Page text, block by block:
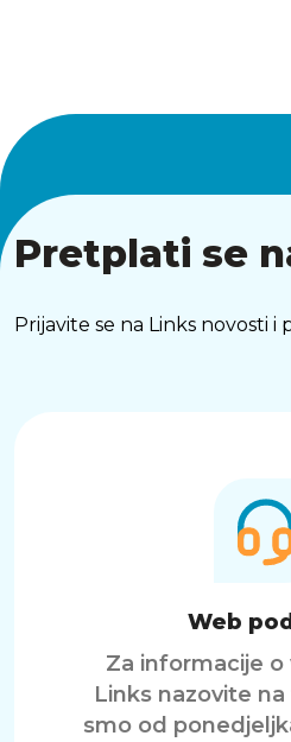
Pretplati se
Prijavite se na Links novosti
Web
Za informacije
Links nazovite
smo od